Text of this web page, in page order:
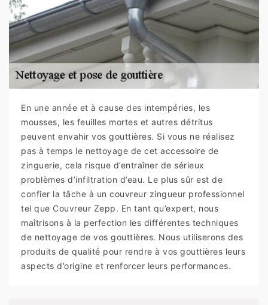
En une année et à cause des intempéries, les
mousses, les feuilles mortes et autres détritus
peuvent envahir vos gouttières. Si vous ne réalisez
pas à temps le nettoyage de cet accessoire de
zinguerie, cela risque d’entraîner de sérieux
problèmes d’infiltration d’eau. Le plus sûr est de
confier la tâche à un couvreur zingueur professionnel
tel que Couvreur Zepp. En tant qu’expert, nous
maîtrisons à la perfection les différentes techniques
de nettoyage de vos gouttières. Nous utiliserons des
produits de qualité pour rendre à vos gouttières leurs
aspects d’origine et renforcer leurs performances.